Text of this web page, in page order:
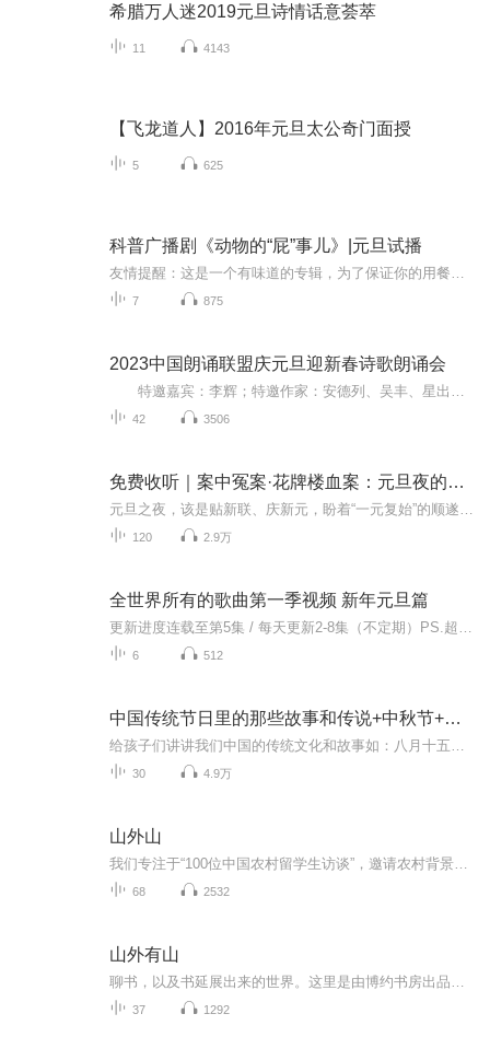
希腊万人迷2019元旦诗情话意荟萃
11 4143
【飞龙道人】2016年元旦太公奇门面授
5 625
科普广播剧《动物的“屁”事儿》|元旦试播
7 875
2023中国朗诵联盟庆元旦迎新春诗歌朗诵会
42 3506
免费收听｜案中冤案·花牌楼血案：元旦夜的沉冤与昭雪
120 2.9万
全世界所有的歌曲第一季视频 新年元旦篇
6 512
中国传统节日里的那些故事和传说+中秋节+元旦春节等
30 4.9万
山外山
68 2532
山外有山
37 1292